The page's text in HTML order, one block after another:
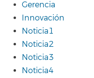
Gerencia
Innovación
Noticia1
Noticia2
Noticia3
Noticia4